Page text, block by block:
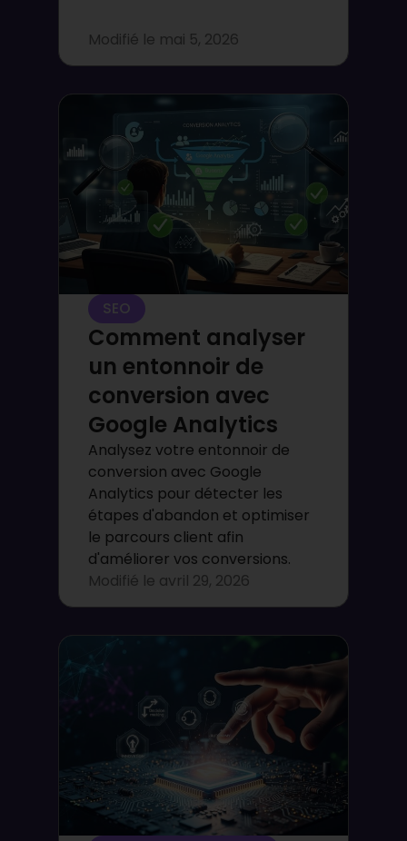
Modifié le mai 5, 2026
SEO
Comment analyser
un entonnoir de
conversion avec
Google Analytics
Analysez votre entonnoir de
conversion avec Google
Analytics pour détecter les
étapes d'abandon et optimiser
le parcours client afin
d'améliorer vos conversions.
Modifié le avril 29, 2026